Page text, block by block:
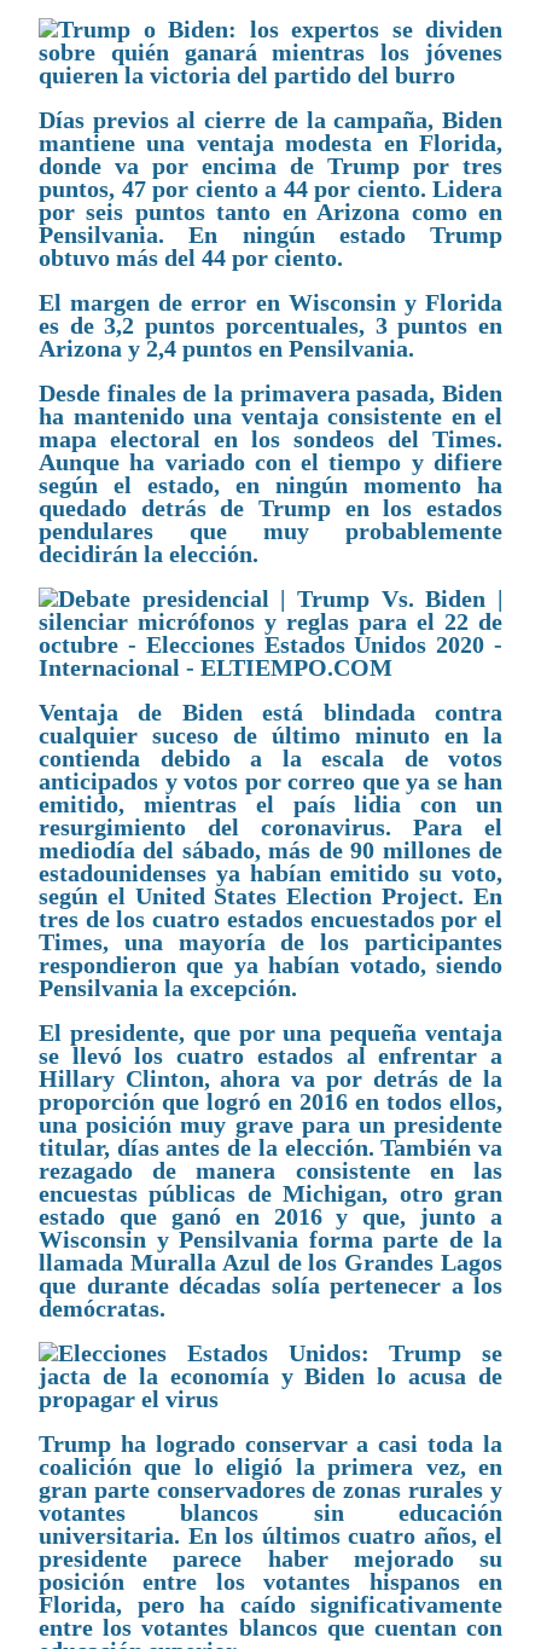
Días previos al cierre de la campaña, Biden
mantiene una ventaja modesta en Florida,
donde va por encima de Trump por tres
puntos, 47 por ciento a 44 por ciento. Lidera
por seis puntos tanto en Arizona como en
Pensilvania. En ningún estado Trump
obtuvo más del 44 por ciento.
El margen de error en Wisconsin y Florida
es de 3,2 puntos porcentuales, 3 puntos en
Arizona y 2,4 puntos en Pensilvania.
Desde finales de la primavera pasada, Biden
ha mantenido una ventaja consistente en el
mapa electoral en los sondeos del Times.
Aunque ha variado con el tiempo y difiere
según el estado, en ningún momento ha
quedado detrás de Trump en los estados
pendulares que muy probablemente
decidirán la elección.
Ventaja de Biden está blindada contra
cualquier suceso de último minuto en la
contienda debido a la escala de votos
anticipados y votos por correo que ya se han
emitido, mientras el país lidia con un
resurgimiento del coronavirus. Para el
mediodía del sábado, más de 90 millones de
estadounidenses ya habían emitido su voto,
según el United States Election Project. En
tres de los cuatro estados encuestados por el
Times, una mayoría de los participantes
respondieron que ya habían votado, siendo
Pensilvania la excepción.
El presidente, que por una pequeña ventaja
se llevó los cuatro estados al enfrentar a
Hillary Clinton, ahora va por detrás de la
proporción que logró en 2016 en todos ellos,
una posición muy grave para un presidente
titular, días antes de la elección. También va
rezagado de manera consistente en las
encuestas públicas de Michigan, otro gran
estado que ganó en 2016 y que, junto a
Wisconsin y Pensilvania forma parte de la
llamada Muralla Azul de los Grandes Lagos
que durante décadas solía pertenecer a los
demócratas.
Trump ha logrado conservar a casi toda la
coalición que lo eligió la primera vez, en
gran parte conservadores de zonas rurales y
votantes blancos sin educación
universitaria. En los últimos cuatro años, el
presidente parece haber mejorado su
posición entre los votantes hispanos en
Florida, pero ha caído significativamente
entre los votantes blancos que cuentan con